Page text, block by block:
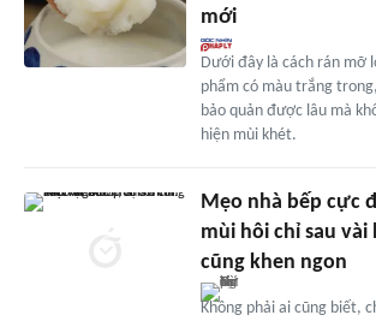
mới
Dưới đây là cách rán mỡ
phẩm có màu trắng
bảo quản được lâu mà
hiện mùi khét.
Mẹo nhà bếp cực
mùi hôi chỉ sau vài
cũng khen ngon
Không phải ai cũng biết,